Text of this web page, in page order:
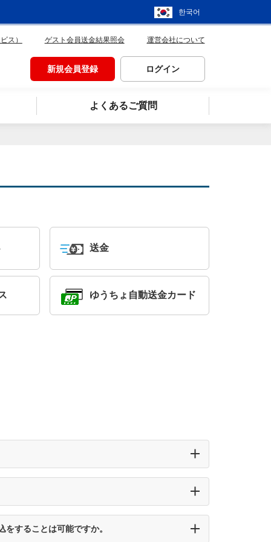
한국어
ス） ゲスト会員送金結果照会 運営会社について
新規会員登録 ログイン
よくあるご質問
送金
ゆうちょ自動送金カード
することは可能ですか。